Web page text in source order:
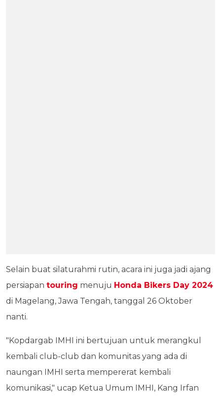
Selain buat silaturahmi rutin, acara ini juga jadi ajang
persiapan touring menuju Honda Bikers Day 2024
di Magelang, Jawa Tengah, tanggal 26 Oktober
nanti.
"Kopdargab IMHI ini bertujuan untuk merangkul
kembali club-club dan komunitas yang ada di
naungan IMHI serta mempererat kembali
komunikasi," ucap Ketua Umum IMHI, Kang Irfan